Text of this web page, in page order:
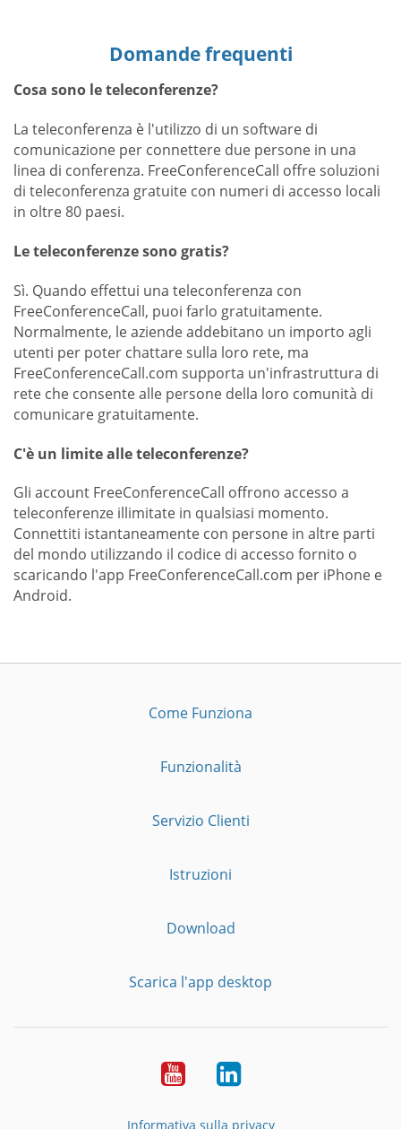
Domande frequenti
Cosa sono le teleconferenze?
La teleconferenza è l'utilizzo di un software di
comunicazione per connettere due persone in una
linea di conferenza. FreeConferenceCall offre soluzioni
di teleconferenza gratuite con numeri di accesso locali
in oltre 80 paesi.
Le teleconferenze sono gratis?
Sì. Quando effettui una teleconferenza con
FreeConferenceCall, puoi farlo gratuitamente.
Normalmente, le aziende addebitano un importo agli
utenti per poter chattare sulla loro rete, ma
FreeConferenceCall.com supporta un'infrastruttura di
rete che consente alle persone della loro comunità di
comunicare gratuitamente.
C'è un limite alle teleconferenze?
Gli account FreeConferenceCall offrono accesso a
teleconferenze illimitate in qualsiasi momento.
Connettiti istantaneamente con persone in altre parti
del mondo utilizzando il codice di accesso fornito o
scaricando l'app FreeConferenceCall.com per iPhone e
Android.
Come Funziona
Funzionalità
Servizio Clienti
Istruzioni
Download
Scarica l'app desktop
YouTubeLinkedIn
Informativa sulla privacy